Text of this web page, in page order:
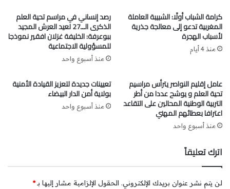
بداية مرحلة جديدة من العمل النقابي المهني، ترتكز على توحيد
الجهود، وتعزيز التنسيق بين مختلف مكونات القطاع، والدفاع عن
حقوق العاملين، بما يواكب التحديات والتحولات التي يشهدها
كرامة الشباب أولًا: الشبيبة العاملة
المغربية تدعو إلى معالجة جذرية
لأسباب الهجرة
منذ 4 أيام
رصد إنساني في مراسم تحية العلم
الذكرى الــ27 لعيد العرش المجيد
ببوعرفة: الخليفة غزلان افقير نموذجا
للمسؤولية الاجتماعية
منذ أسبوع واحد
عامل إقليم النواصر يترأس مراسيم
تحية العلم و يوشح عددا من أطر
التربية الوطنية المحالين على التقاعد
اعترافا بعطائهم المهني
منذ أسبوع واحد
تعيينات جديدة لتعزيز القيادة الأمنية
بولاية أمن الدار البيضاء
منذ أسبوع واحد
اترك تعليقاً
لن يتم نشر عنوان بريدك الإلكتروني. الحقول الإلزامية مشار إليها بـ*